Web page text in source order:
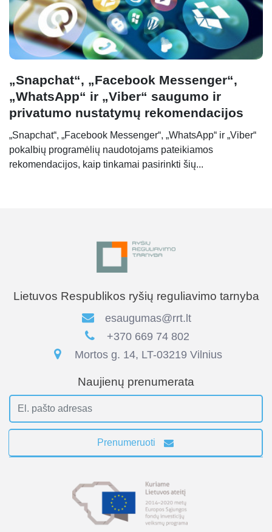
„Snapchat“, „Facebook Messenger“,
„WhatsApp“ ir „Viber“ saugumo ir
privatumo nustatymų rekomendacijos
„Snapchat“, „Facebook Messenger“, „WhatsApp“ ir „Viber“
pokalbių programėlių naudotojams pateikiamos
rekomendacijos, kaip tinkamai pasirinkti šių...
Lietuvos Respublikos ryšių reguliavimo tarnyba
esaugumas@rrt.lt
+370 669 74 802
Mortos g. 14, LT-03219 Vilnius
Naujienų prenumerata
Prenumeruoti